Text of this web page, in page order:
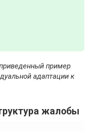
пример
адаптации к
жалобы